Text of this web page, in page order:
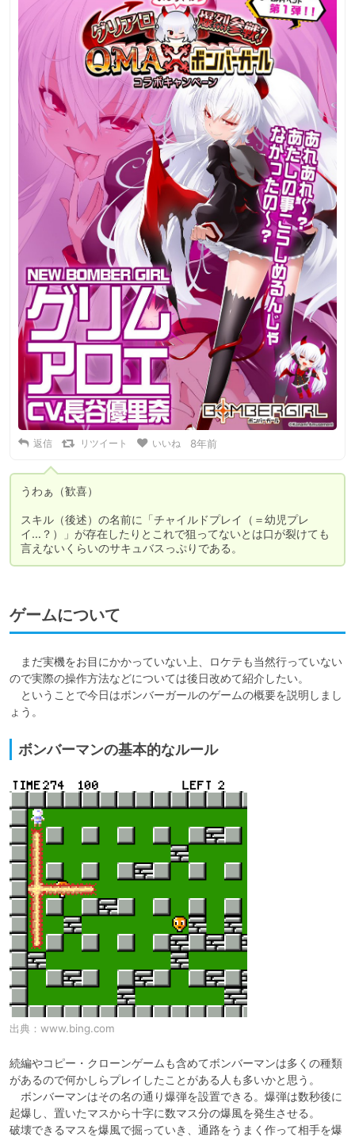
返信 リツイート いいね 8年前
うわぁ（歓喜）
スキル（後述）の名前に「チャイルドプレイ（＝幼児プレ
イ…？）」が存在したりとこれで狙ってないとは口が裂けても
言えないくらいのサキュバスっぷりである。
ゲームについて
まだ実機をお目にかかっていない上、ロケテも当然行っていない
ので実際の操作方法などについては後日改めて紹介したい。
ということで今日はボンバーガールのゲームの概要を説明しまし
ょう。
ボンバーマンの基本的なルール
出典： www.bing.com
続編やコピー・クローンゲームも含めてボンバーマンは多くの種類
があるので何かしらプレイしたことがある人も多いかと思う。
ボンバーマンはその名の通り爆弾を設置できる。爆弾は数秒後に
起爆し、置いたマスから十字に数マス分の爆風を発生させる。
破壊できるマスを爆風で掘っていき、通路をうまく作って相手を爆